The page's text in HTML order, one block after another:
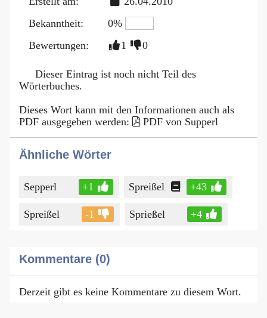
Bekanntheit:
0%
Bewertungen:
1 0
Dieser Eintrag ist noch nicht Teil des
Wörterbuches.
Dieses Wort kann mit den Informationen auch als
PDF ausgegeben werden:
PDF von Supperl
Ähnliche Wörter
Sepperl +1 Spreißel +43
Spreißel -1 Sprießel +4
Kommentare (0)
Derzeit gibt es keine Kommentare zu diesem Wort.